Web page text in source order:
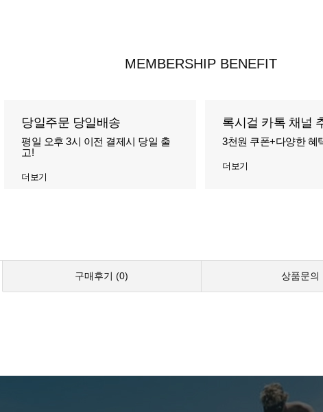
MEMBERSHIP BENEFIT
당일주문 당일배송
평일 오후 3시 이전 결제시 당일 출
고!
더보기
록시걸 카톡 채널
3천원 쿠폰+다양한 혜
더보기
구매후기 (0) 상품문의